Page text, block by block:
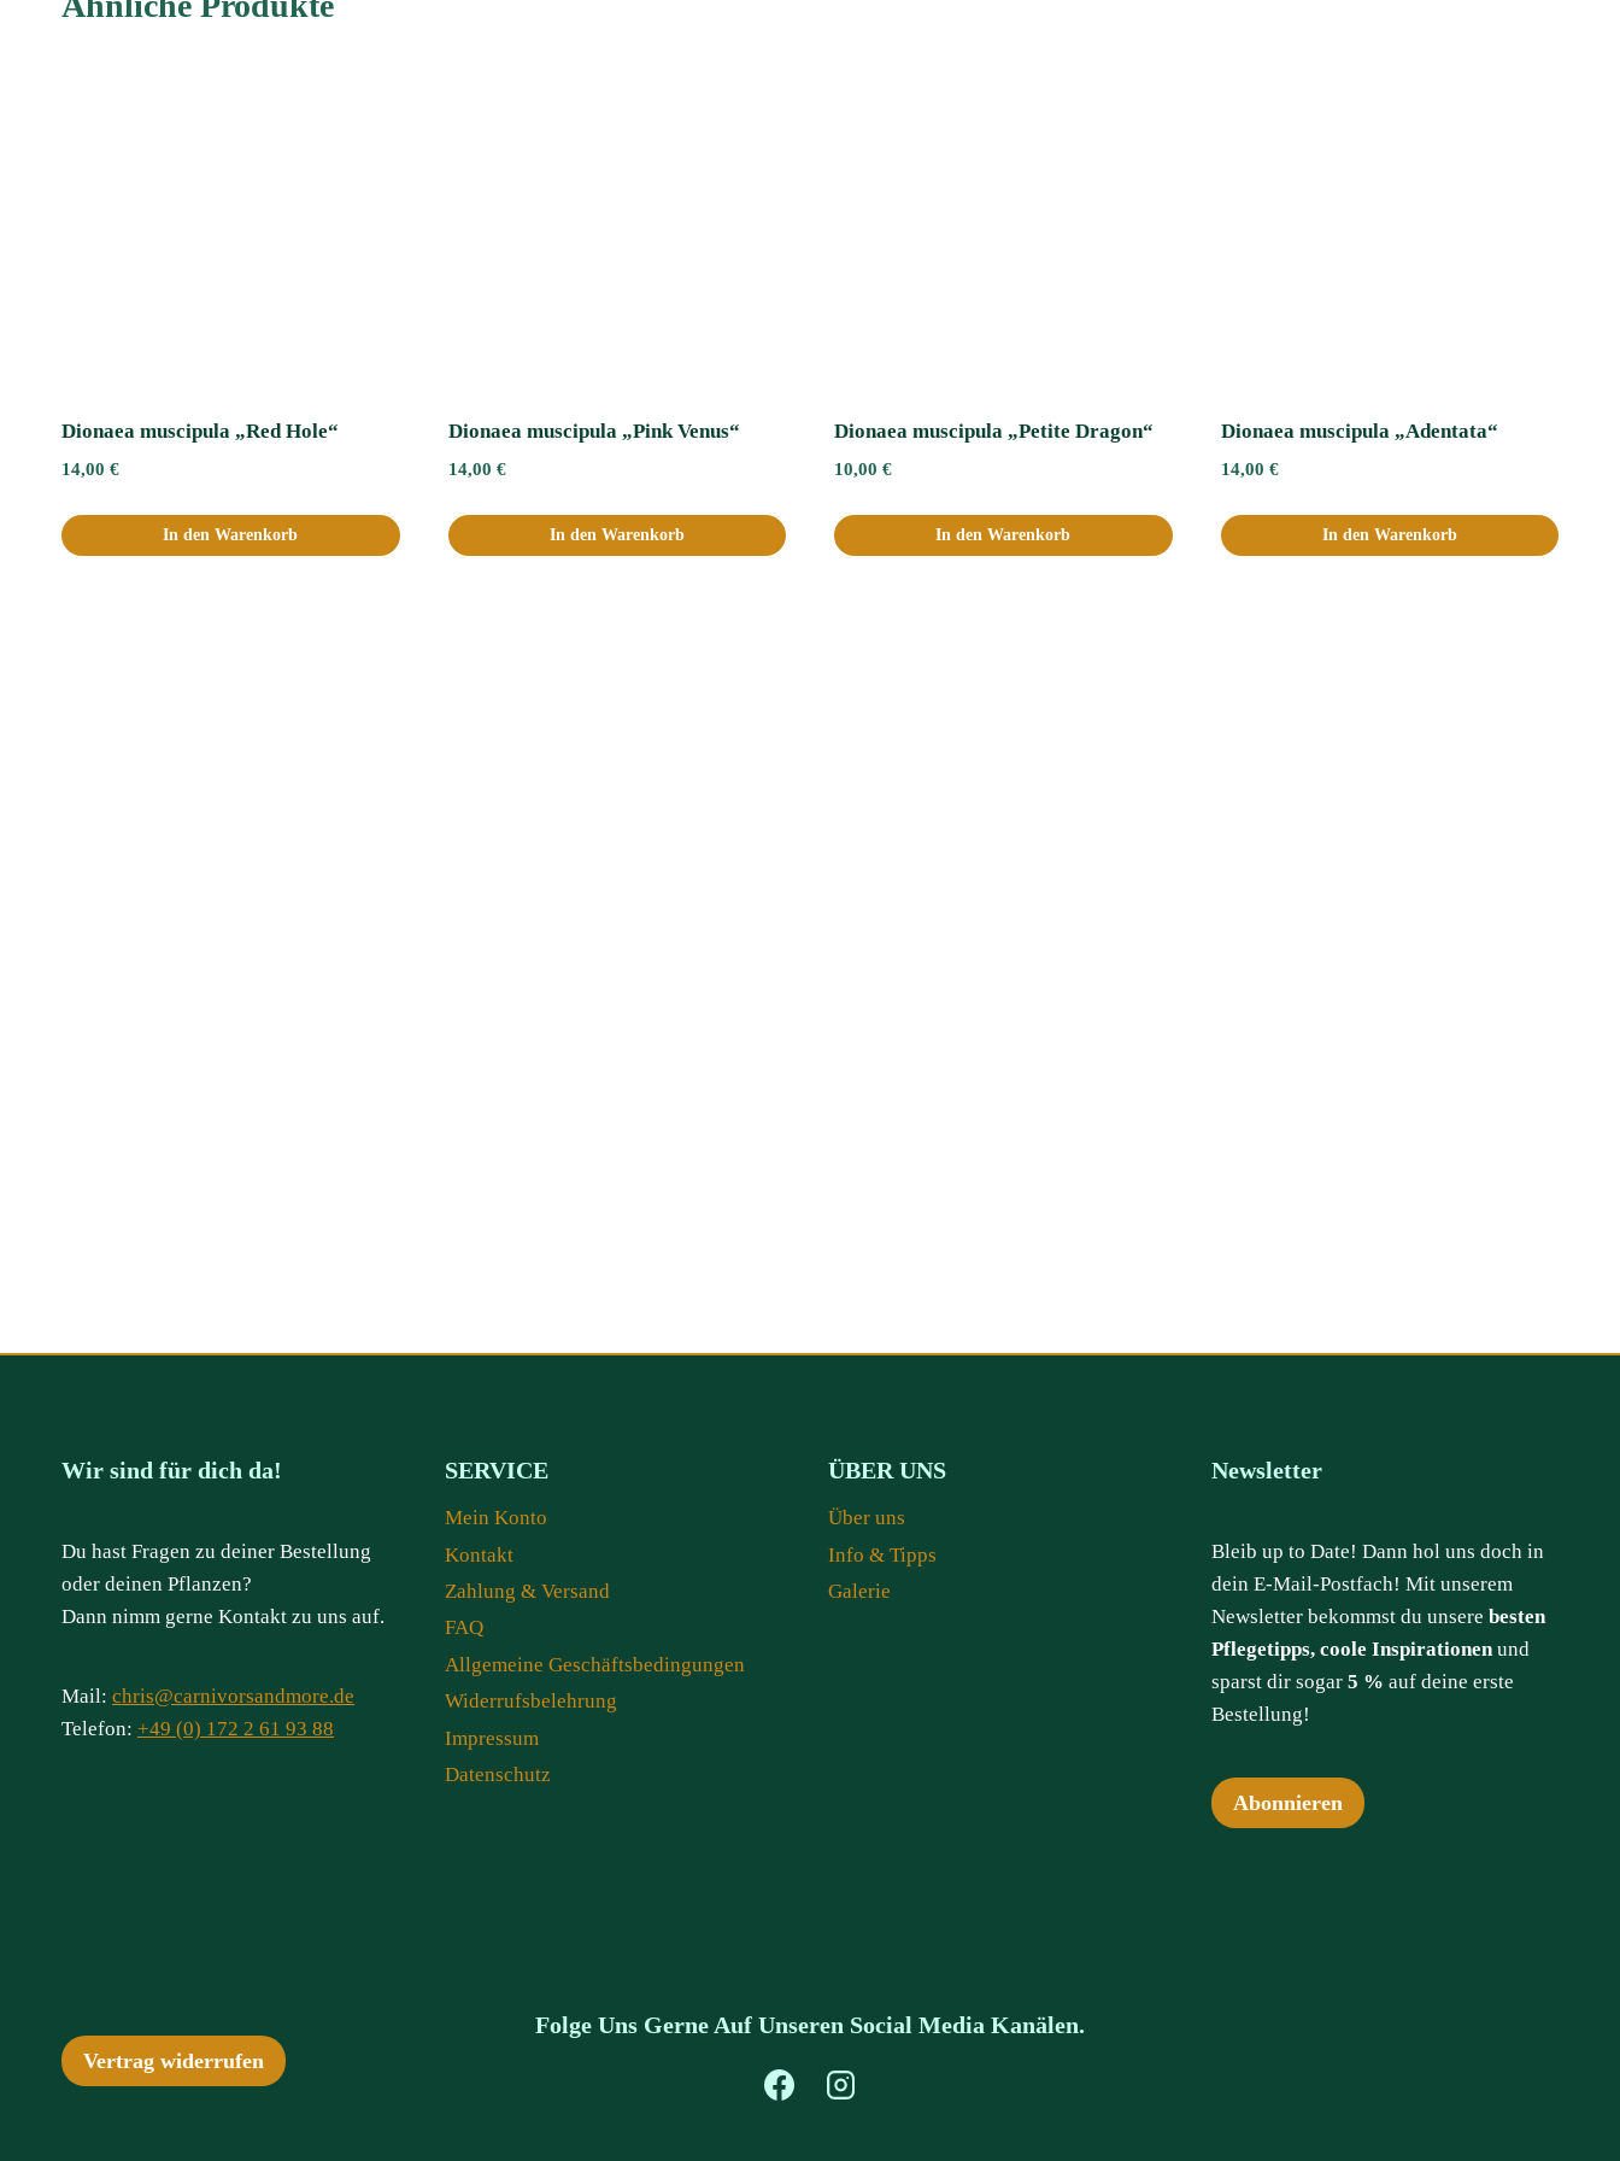
Dionaea muscipula „Red Hole“
14,00 €
In den Warenkorb
Dionaea muscipula „Pink Venus“
14,00 €
In den Warenkorb
Dionaea muscipula „Petite Dragon“
10,00 €
In den Warenkorb
Dionaea muscipula „Adentata“ﾠ
14,00 €
In den Warenkorb
Wir sind für dich da!
Du hast Fragen zu deiner Bestellung
oder deinen Pflanzen?
Dann nimm gerne Kontakt zu uns auf.
Mail: chris@carnivorsandmore.de
Telefon: +49 (0) 172 2 61 93 88
SERVICE
Mein Konto
Kontakt
Zahlung & Versand
FAQ
Allgemeine Geschäftsbedingungen
Widerrufsbelehrung
Impressum
Datenschutz
ÜBER UNS
Über uns
Info & Tipps
Galerie
Newsletter
Bleib up to Date! Dann hol uns doch in
dein E-Mail-Postfach! Mit unserem
Newsletter bekommst du unsere besten
Pflegetipps, coole Inspirationen und
sparst dir sogar 5 % auf deine erste
Bestellung!
Abonnieren
Vertrag widerrufen
Folge Uns Gerne Auf Unseren Social Media Kanälen.